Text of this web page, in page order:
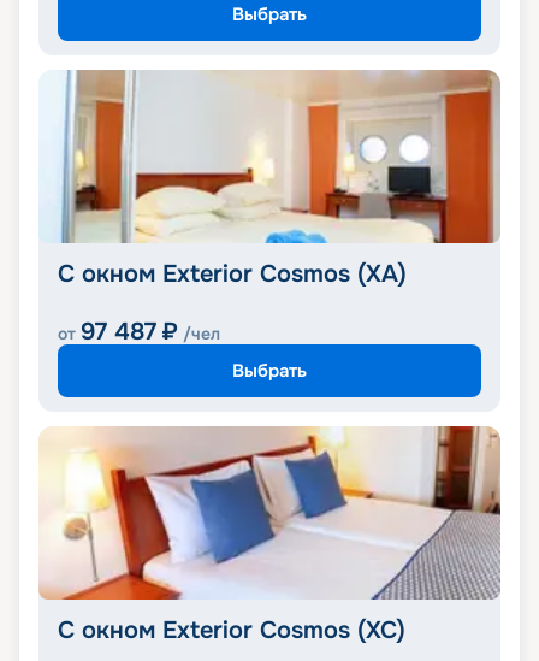
Выбрать
С окном Exterior Cosmos (XA)
от 97 487 ₽ /чел
Выбрать
С окном Exterior Cosmos (XC)